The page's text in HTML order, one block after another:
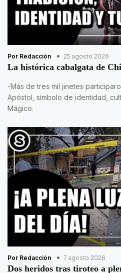
Por Redacción 25 agosto 2026
La histórica cabalgata de
-Más de tres mil jinetes
Apóstol, símbolo de identidad,
Mágico.
Por Redacción 7 agosto 2026
Dos heridos tras tiroteo a